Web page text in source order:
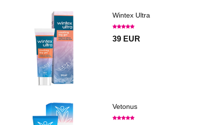
Wintex Ultra
39 EUR
Vetonus